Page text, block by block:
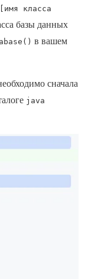
[имя класса
базы данных
в вашем
сначала
java